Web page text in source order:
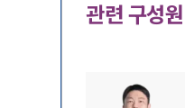
관련 구성원